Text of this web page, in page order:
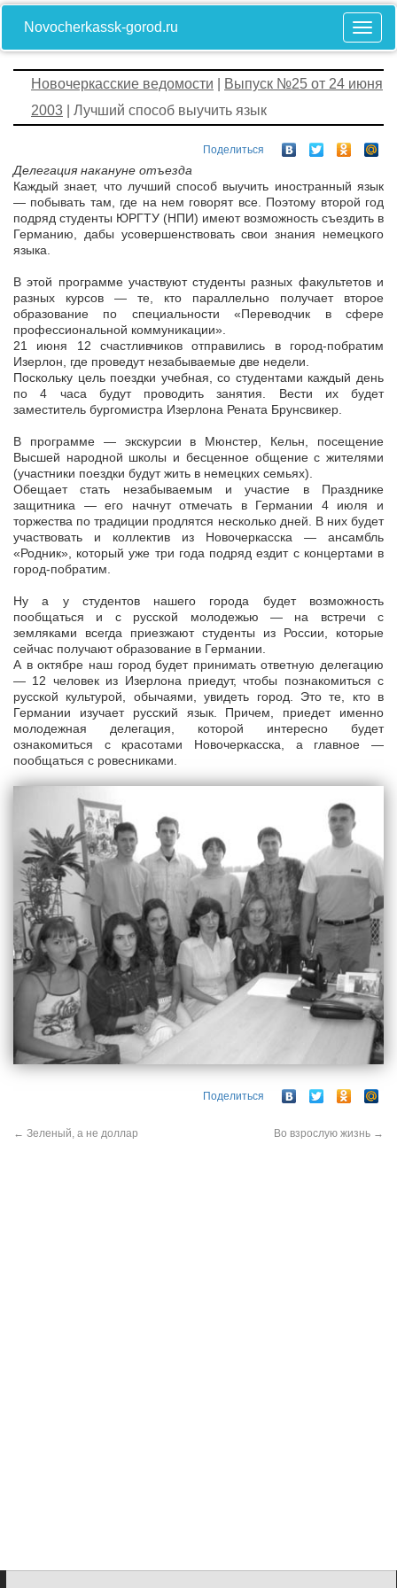
Novocherkassk-gorod.ru
Новочеркасские ведомости
Выпуск №25 от 24 июня
2003 | Лучший способ выучить язык
Поделиться
Делегация накануне отъезда
Каждый знает, что лучший способ выучить иностранный язык
— побывать там, где на нем говорят все. Поэтому второй год
подряд студенты ЮРГТУ (НПИ) имеют возможность съездить в
Германию, дабы усовершенствовать свои знания немецкого
языка.
В этой программе участвуют студенты разных факультетов и
разных курсов — те, кто параллельно получает второе
образование по специальности «Переводчик в сфере
профессиональной коммуникации».
21 июня 12 счастливчиков отправились в город-побратим
Изерлон, где проведут незабываемые две недели.
Поскольку цель поездки учебная, со студентами каждый день
по 4 часа будут проводить занятия. Вести их будет
заместитель бургомистра Изерлона Рената Брунсвикер.
В программе — экскурсии в Мюнстер, Кельн, посещение
Высшей народной школы и бесценное общение с жителями
(участники поездки будут жить в немецких семьях).
Обещает стать незабываемым и участие в Празднике
защитника — его начнут отмечать в Германии 4 июля и
торжества по традиции продлятся несколько дней. В них будет
участвовать и коллектив из Новочеркасска — ансамбль
«Родник», который уже три года подряд ездит с концертами в
город-побратим.
Ну а у студентов нашего города будет возможность
пообщаться и с русской молодежью — на встречи с
земляками всегда приезжают студенты из России, которые
сейчас получают образование в Германии.
А в октябре наш город будет принимать ответную делегацию
— 12 человек из Изерлона приедут, чтобы познакомиться с
русской культурой, обычаями, увидеть город. Это те, кто в
Германии изучает русский язык. Причем, приедет именно
молодежная делегация, которой интересно будет
ознакомиться с красотами Новочеркасска, а главное —
пообщаться с ровесниками.
Поделиться
← Зеленый, а не доллар Во взрослую жизнь →